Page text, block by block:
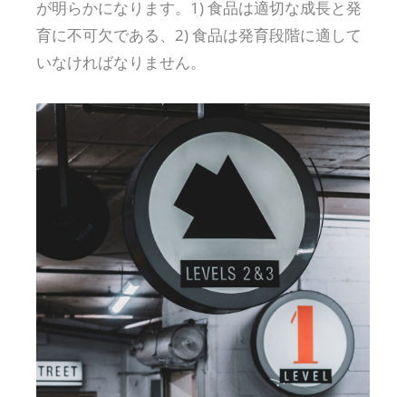
が明らかになります。1) 食品は適切な成長と発
育に不可欠である、2) 食品は発育段階に適して
いなければなりません。